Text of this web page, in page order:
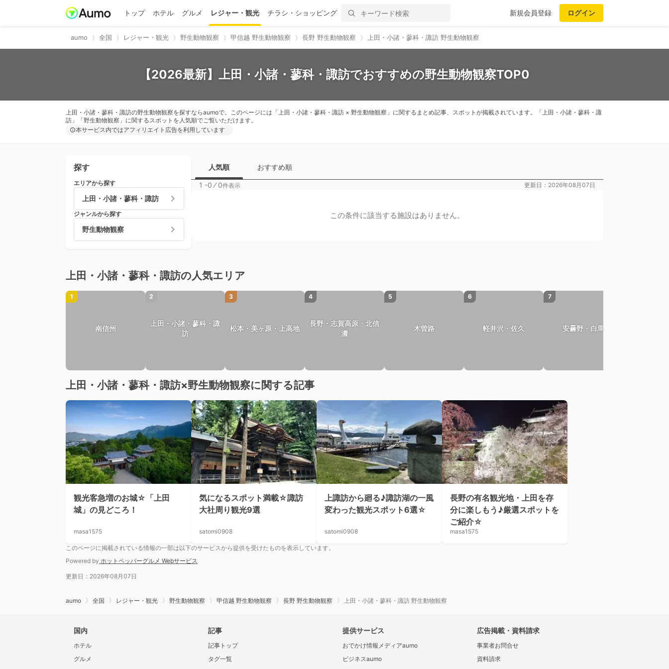
トップ ホテル グルメ レジャー・観光 チラシ・ショッピング 新規会員登録 ログイン
aumo 全国 レジャー・観光 野生動物観察 甲信越 野生動物観察 長野 野生動物観察 上田・小諸・蓼科・諏訪 野生動物観察
【2026最新】上田・小諸・蓼科・諏訪でおすすめの野生動物観察TOP0
上田・小諸・蓼科・諏訪の野生動物観察を探すならaumoで。このページには「上田・小諸・蓼科・諏訪 × 野生動物観察」に関するまとめ記事、スポットが掲載されています。「上田・小諸・蓼科・諏
訪」「野生動物観察」に関するスポットを人気順でご覧いただけます。
本サービス内ではアフィリエイト広告を利用しています
探す
エリアから探す
上田・小諸・蓼科・諏訪
ジャンルから探す
野生動物観察
人気順 おすすめ順
1 -0 ⁄0件表示 更新日：2026年08月07日
この条件に該当する施設はありません。
上田・小諸・蓼科・諏訪の人気エリア
1
南信州
2
上田・小諸・蓼科・諏
訪
3
松本・美ヶ原・上高地
4
長野・志賀高原・北信
濃
5
木曽路
6
軽井沢・佐久
7
安曇野・白馬
上田・小諸・蓼科・諏訪×野生動物観察に関する記事
観光客急増のお城☆「上田
城」の見どころ！
masa1575
気になるスポット満載☆諏訪
大社周り観光9選
satomi0908
上諏訪から廻る♪諏訪湖の一風
変わった観光スポット6選☆
satomi0908
長野の有名観光地・上田を存
分に楽しもう♪厳選スポットを
ご紹介☆
masa1575
このページに掲載されている情報の一部は以下のサービスから提供を受けたものを表示しています。
Powered by ホットペッパーグルメ Webサービス
更新日：2026年08月07日
aumo 全国 レジャー・観光 野生動物観察 甲信越 野生動物観察 長野 野生動物観察 上田・小諸・蓼科・諏訪 野生動物観察
国内
ホテル
グルメ
記事
記事トップ
タグ一覧
提供サービス
おでかけ情報メディアaumo
ビジネスaumo
広告掲載・資料請求
事業者お問合せ
資料請求